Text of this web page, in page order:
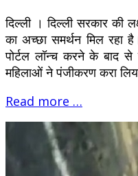
दिल्ली । दिल्ली सरकार की
का अच्छा समर्थन मिल रहा
पोर्टल लॉन्च करने के बाद
महिलाओं ने पंजीकरण करा
Read more …